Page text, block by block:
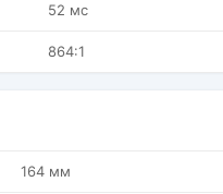
52 мс
864:1
164 мм